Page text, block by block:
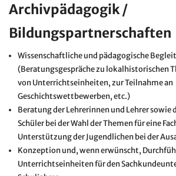
Archivpädagogik /
Bildungspartnerschaften
Wissenschaftliche und pädagogische
(Beratungsgespräche zu lokalhistorischen
von Unterrichtseinheiten, zur Teilnahme an
Geschichtswettbewerben, etc.)
Beratung der Lehrerinnen und Lehrer sowie
Schüler bei der Wahl der Themen für eine
Unterstützung der Jugendlichen bei der
Konzeption und, wenn erwünscht,
Unterrichtseinheiten für den